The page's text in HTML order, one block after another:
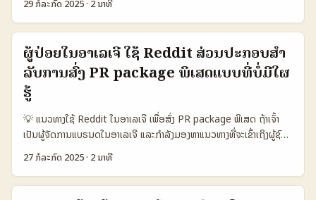
ໃນປີ 2025. ສິ່ງນີ້ບອກໃຫ້ເຫັນວ່າ influencer takeover ແມ່ນແນວທາງທີ່
ສຳຄັນໃນການຂະຫຍາຍການເຂົ້າຮ່ວມຂອງຜູ້ໃຊ້ Instagram ແລະເຮັດໃຫ້ເນື້ອຫາ
ເດືອນ) ການອິນເຕີເນັດແລະການເຂົ້າເຖິງ (%) ອັດຕາການເພີ່ມຂຶ້ນຂອງ QQ (ປີ
2024-2025) ການນໍາໃຊ້ QQ ໃນການສົ່ງເສີມຮ້ານຄ້າ (%) ສະວິດເຊີແລນ
1.200.000 95% +35% 80% ລາວ 350.000 60% +25% 60%
ປະເທດໃກ້ຄຽງ ຢ່າງ ປາຣາກາຍ 1.800.000 85% +28% 65% ຕາລາງນີ້
ສະແດງໃຫ້ເຫັນວ່າ QQ ໃນສະວິດເຊີແລນມີການເພີ່ມຂຶ້ນຢ່າງຫນ້າເປັນຫຼາຍ ແລະ
ການນໍາໃຊ້ QQ ໃນການສົ່ງເສີມການເປີດຮ້ານໃໝ່ສູງສຸດ ທີ່ 80% ເປັນຕົວຊີ້ວ່າ
ພາຍໃນສະວິດເຊີແລນ ການໂຄສະນາຜ່ານ QQ ແມ່ນຮ່ວມມືທີ່ເຮັດໃຫ້ຜົນງານ
ອອກມາເປັນທີ່ນົບຜົນ. ສໍາລັບລາວ, ການເພີ່ມຂຶ້ນຂອງຜູ້ໃຊ້ QQ ແລະອັດຕາການ
ນໍາໃຊ້ກຳລັງເພີ່ມເຕີບໂຕເປັນໄປໄດ້ດີ ແລະເປັນເທັກນິກທີ່ຄວນນໍາມາໃຊ້ໃນການ
ສົ່ງເສີມການເປີດຮ້ານໃໝ່ຢູ່ລາວ. ...
ພາຍໃນແພລຟອມທີ່ມີຜູ້ໃຊ້ຫຼາຍແລະຄວາມຫນ້າສົນໃຈ. vkontakte ເປັນ
ແພລຟອມໂຊເຊຍມີເດຍຈາກລາວ ທີ່ໄອຣແລນກຳລັງເຮັດໃຫ້ຜູ້ໃຊ້ແລະແບຣນດ
ສາມາດຂຽນເນື້ອຫາທີ່ຕົວເອງເພື່ອຕິດຕໍ່ກັບຄົນທ້ອງຖິ່ນໄດ້ດີ. ໃນບັນດານີ້, ພວກ
ເຮົາຈະມາດູວ່າ ແນວທາງໃດທີ່ແບຣນດລາວສາມາດໃຊ້ vkontakte ໃນໄອຣແລນ
ເພື່ອຂໍເນື້ອຫາຈາກຜູ້ສ້າງເນື້ອຫາ ແລະສ້າງຄວາມສຳພັນທີ່ດີກັບຜູ້ຕິດຕາມທ້ອງຖິ່ນ.
📊 ຕາຕະລາງສະພາບພາບການໃຊ້ແພລຟອມ vkontakte ໃນໄອຣແລນ ແລະ
ລາວ ມາດຕະຖານ vkontakte (ໄອຣແລນ) ຜູ້ໃຊ້ໃນລາວ ຄຸນນະສົມບັດສໍາຄັນ
ການເຄື່ອນໄຫວເນື້ອຫາ ຈຳນວນຜູ້ໃຊ້ 1.2 ລ້ານຄົນ (ປີ 2025) 0.15 ລ້ານຄົນ
ສ້າງເນື້ອຫາທ້ອງຖິ່ນ ສົ່ງເນື້ອຫາຄົບຄົນ ແລະ ຈຸດດີເກີນໄປ ການສ້າງເນື້ອຫາ ມີຟີ
ເຈີຂໍເນື້ອຫາ ຄົນເຮັດຄວາມຮູ້ແລະສື່ມວນຊົນ ການຂໍສ້າງເນື້ອຫາຜ່ານ DM ຫຼືແຊດ
ອອນໄລນ ຜູ້ສ້າງເນື້ອຫາທ້ອງຖິ່ນ ຮອງຮັບການຮ່ວມມືຂ້າມປະເທດ ສ້າງຄວາມໜ້າ
29 ກໍລະກົດ 2025· 2 ນາທີ
ຜູ້ປ່ອຍໃນອາເລເຈີ ໃຊ້ Reddit ສ່ວນປະກອບສໍາ
ລັບການສົ່ງ PR package ພິເສດແບບທີ່ບໍ່ມີໃຜ
ຮູ້
💡 ແນວທາງໃຊ້ Reddit ໃນອາເລເຈີ ເພື່ອສົ່ງ PR package ພິເສດ ຖ້າເຈົ້າ
ເປັນຜູ້ຈັດການແບຣນດໃນອາເລເຈີ ແລະກຳລັງມອງຫາແນວທາງທີ່ຈະເຂົ້າເຖິງຜູ້ຊົມ
ແບບເພິ່ນແພດຟອມໃໝ່ຢ່າງ Reddit ແລະສົ່ງ PR package ພິເສດໄປຫາ
ພວກເຂົາ ແມ່ນເປັນແນວທາງທີ່ມີຄວາມນ່າສົນໃຈແລະມີການເພີ່ມຂຶ້ນຢ່າງຕໍ່ເນື່ອງ.
Reddit ແມ່ນສະຖານທີ່ຜູ້ໃຊ້ຈາກອາເລເຈີຫຼາຍຄົນໄດ້ລວມຕົວກັນເພື່ອແບ່ງປັນ
ເຄື່ອງໝື່ອງ ແລະຄວາມຄິດໃໝ່ໆ. ການເປັນແພດຟອມທີ່ມີຄວາມເປັນເຄື່ອງມືທີ່ມີ
27 ກໍລະກົດ 2025· 2 ນາທີ